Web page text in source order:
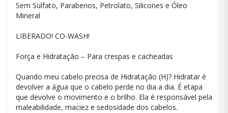
Sem Sulfato, Parabenos, Petrolato, Silicones e Óleo
Mineral
LIBERADO! CO-WASH!
Força e Hidratação – Para crespas e cacheadas
Quando meu cabelo precisa de Hidratação (H)? Hidratar é
devolver a água que o cabelo perde no dia a dia. É etapa
que devolve o movimento e o brilho. Ela é responsável pela
maleabilidade, maciez e sedosidade dos cabelos.